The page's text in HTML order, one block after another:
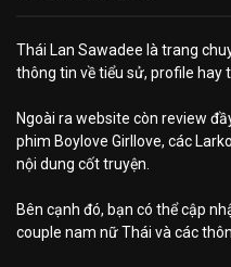
Thái Lan Sawadee là trang
thông tin về tiểu sử, profile hay
Ngoài ra website còn review
phim Boylove Girllove, các
nội dung cốt truyện.
Bên cạnh đó, bạn có thể cập
couple nam nữ Thái và các